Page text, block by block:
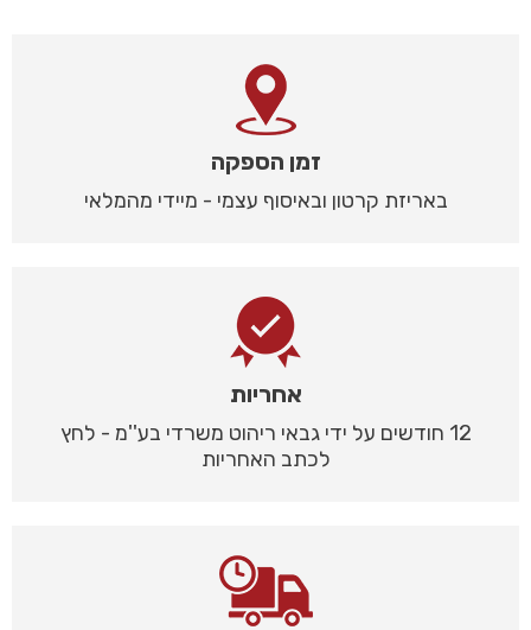
זמן הספקה
באריזת קרטון ובאיסוף עצמי - מיידי מהמלאי
אחריות
12 חודשים על ידי גבאי ריהוט משרדי בע''מ - לחץ
לכתב האחריות